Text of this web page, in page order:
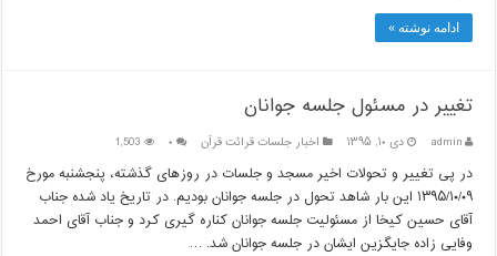
ادامه نوشته »
تغییر در مسئول جلسه جوانان
admin دی ۱۰, ۱۳۹۵ اخبار جلسات قرائت قرآن ۰ 1,503
در پی تغییر و تحولات اخیر مسجد و جلسات در روزهای گذشته، پنجشنبه مورخ
۱۳۹۵/۱۰/۰۹ این بار شاهد تحول در جلسه جوانان بودیم. در تاریخ یاد شده جناب
آقای حسین کیخا از مسئولیت جلسه جوانان کناره گیری کرد و جناب آقای احمد
وفایی زاده جایگزین ایشان در جلسه جوانان شد. …